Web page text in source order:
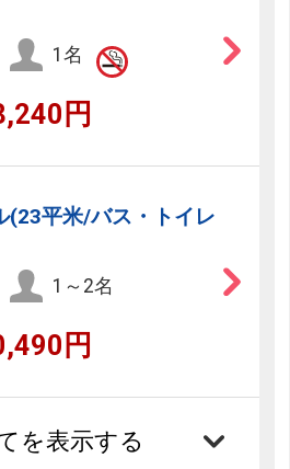
1名
円
平米/バス・トイレ
1～2名
円
を表示する